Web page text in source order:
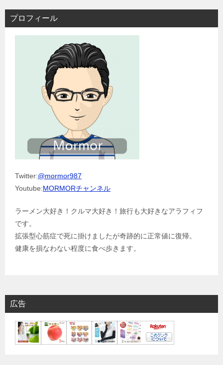
プロフィール
Twitter:@mormor987
Youtube:MORMORチャンネル
ラーメン大好き！クルマ大好き！旅行も大好きなアラフィフ
です。
拡張型心筋症で死に掛けましたが奇跡的に正常値に復帰。
健康を損なわない程度に食べ歩きます。
広告